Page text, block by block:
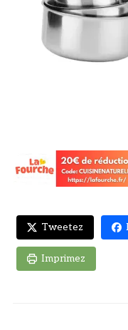
Tweetez
Imprimez